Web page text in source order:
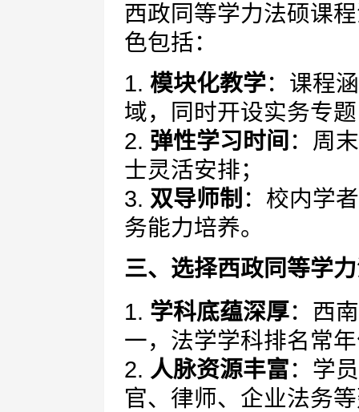
西政同等学力法硕课
色包括：
1. 模块化教学：课程
域，同时开设实务专
2. 弹性学习时间 ：周
士灵活安排；
3. 双导师制 ：校内学
务能力培养。
三、选择西政同等学
1. 学科底蕴深厚：西
一，法学学科排名常
2. 人脉资源丰富：学
官、律师、企业法务